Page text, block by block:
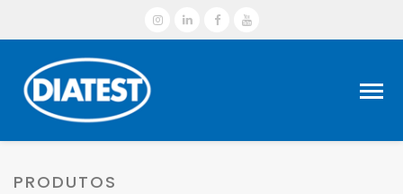
PRODUTOS